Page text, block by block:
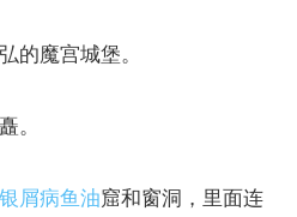
魔宫城堡。
。
银屑病鱼油窟和窗洞，里面连